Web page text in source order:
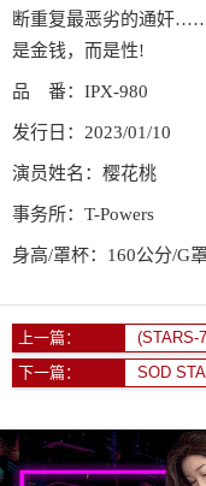
断重复最恶劣的通奸
是金钱，而是性!
品 番：IPX-980
发行日：2023/01/10
演员姓名：樱花桃
事务所：T-Powers
身高/罩杯：160公分/G
上一篇：
(STARS-
下一篇：